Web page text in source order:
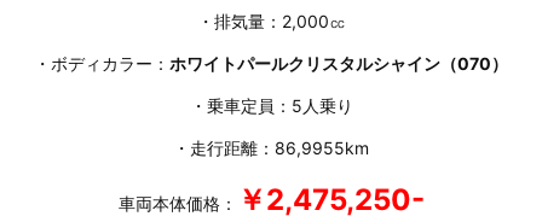
・排気量：2,000㏄
・ボディカラー： ホワイトパールクリスタルシャイン（070）
・乗車定員：5人乗り
・走行距離：86,9955km
車両本体価格： ￥2,475,250-